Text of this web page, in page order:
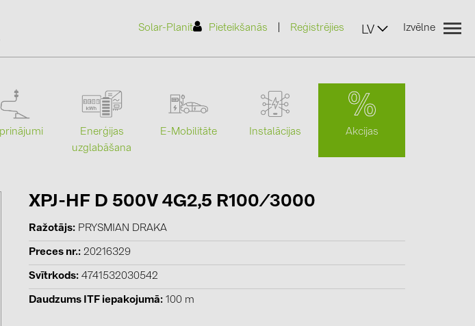
Solar-Planit Pieteikšanās Reģistrējies LV Izvēlne
Ražotāji
ABB (21)
BAKS (51)
BUDMAT (6)
EVOPIPES (7)
FRONIUS (42)
GROMTOR (32)
Enerģijas
uzglabāšana
E-Mobilitāte Instalācijas Akcijas
XPJ-HF D 500V 4G2,5 R100/3000
Ražotājs PRYSMIAN DRAKA
Preces nr. 20216329
Svītrkods 4741532030542
Daudzums ITF iepakojumā 100 m